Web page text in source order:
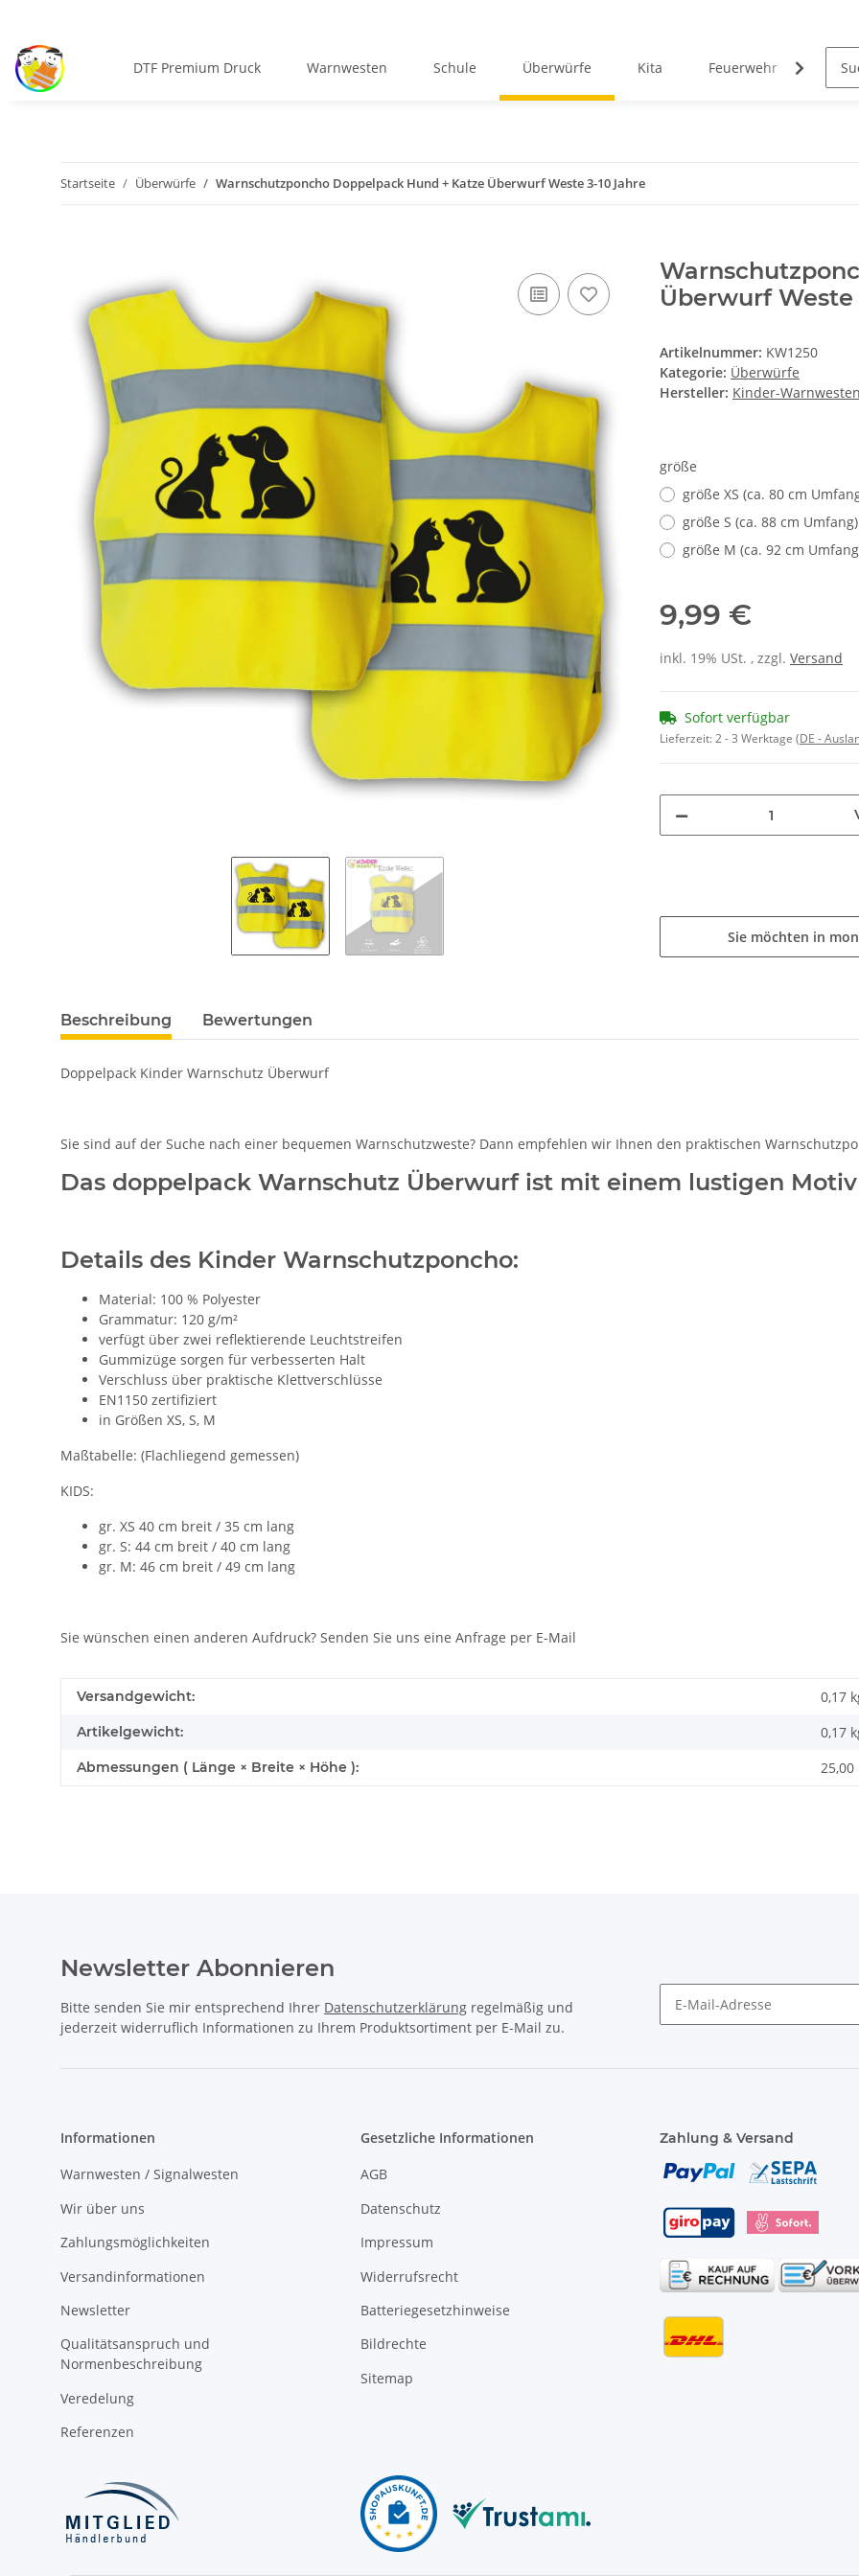
DTF Premium Druck Warnwesten Schule Überwürfe Kita Feuerwehr
Startseite Überwürfe Warnschutzponcho Doppelpack Hund + Katze Überwurf Weste 3-10 Jahre
Überwurf Weste
Artikelnummer: KW1250
Kategorie: Überwürfe
Hersteller: Kinder-
größe
größe XS (ca. 80 cm
größe S (ca. 88 cm Umfang)
größe M (ca. 92 cm
9,99 €
inkl. 19% USt. , zzgl. Versand
Sofort verfügbar
Lieferzeit:2 - 3 Werktage (DE -
Sie möchten in
Beschreibung Bewertungen
Doppelpack Kinder Warnschutz Überwurf
Sie sind auf der Suche nach einer bequemen Warnschutzweste? Dann empfehlen wir Ihnen den praktischen
Das doppelpack Warnschutz Überwurf ist mit einem lustigen
Details des Kinder Warnschutzponcho:
Material: 100 % Polyester
Grammatur: 120 g/m²
verfügt über zwei reflektierende Leuchtstreifen
Gummizüge sorgen für verbesserten Halt
Verschluss über praktische Klettverschlüsse
EN1150 zertifiziert
in Größen XS, S, M
Maßtabelle: (Flachliegend gemessen)
KIDS:
gr. XS 40 cm breit / 35 cm lang
gr. S: 44 cm breit / 40 cm lang
gr. M: 46 cm breit / 49 cm lang
Sie wünschen einen anderen Aufdruck? Senden Sie uns eine Anfrage per E-Mail
Versandgewicht: 0,17
Artikelgewicht: 0,17
Abmessungen ( Länge × Breite × Höhe ): 25,00
Newsletter Abonnieren
Bitte senden Sie mir entsprechend Ihrer Datenschutzerklärung regelmäßig und
jederzeit widerruflich Informationen zu Ihrem Produktsortiment per E-Mail zu.
Informationen
Warnwesten / Signalwesten
Wir über uns
Zahlungsmöglichkeiten
Versandinformationen
Newsletter
Qualitätsanspruch und
Normenbeschreibung
Veredelung
Referenzen
Gesetzliche Informationen
AGB
Datenschutz
Impressum
Widerrufsrecht
Batteriegesetzhinweise
Bildrechte
Sitemap
Zahlung & Versand